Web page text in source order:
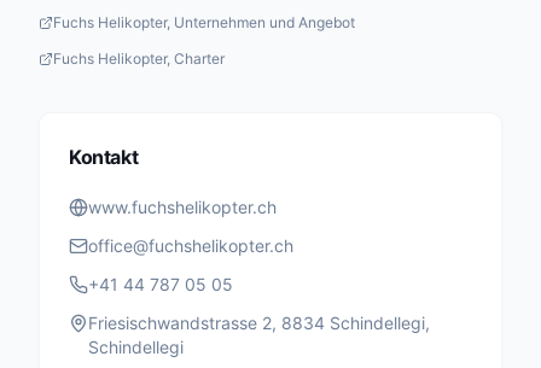
Fuchs Helikopter, Unternehmen und Angebot
Fuchs Helikopter, Charter
Kontakt
www.fuchshelikopter.ch
office@fuchshelikopter.ch
+41 44 787 05 05
Friesischwandstrasse 2, 8834 Schindellegi,
Schindellegi